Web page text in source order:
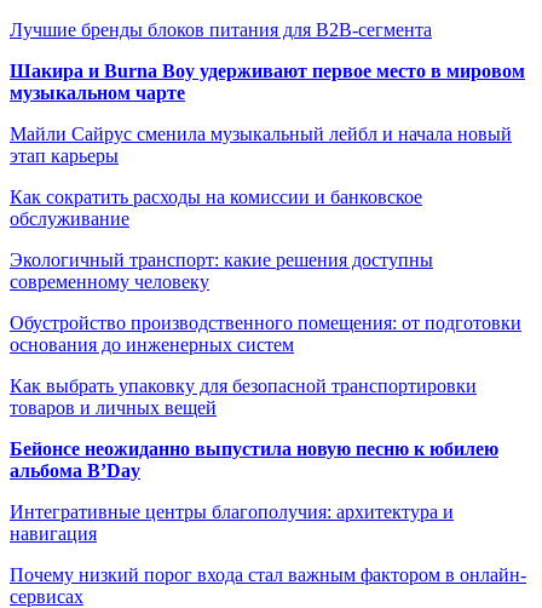
Лучшие бренды блоков питания для B2B-сегмента
Шакира и Burna Boy удерживают первое место в мировом
музыкальном чарте
Майли Сайрус сменила музыкальный лейбл и начала новый
этап карьеры
Как сократить расходы на комиссии и банковское
обслуживание
Экологичный транспорт: какие решения доступны
современному человеку
Обустройство производственного помещения: от подготовки
основания до инженерных систем
Как выбрать упаковку для безопасной транспортировки
товаров и личных вещей
Бейонсе неожиданно выпустила новую песню к юбилею
альбома B’Day
Интегративные центры благополучия: архитектура и
навигация
Почему низкий порог входа стал важным фактором в онлайн-
сервисах